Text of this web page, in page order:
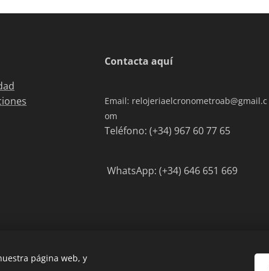
Contacta aquí
Email: relojeriaelcronometroab@gmail.c
om
Teléfono: (+34) 967 60 77 65
WhatsApp: (+34) 646 651 669
página web, y